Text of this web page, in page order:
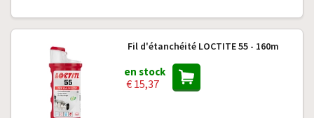
Fil d'étanchéité LOCTITE 55 - 160m
en stock
€ 15,37